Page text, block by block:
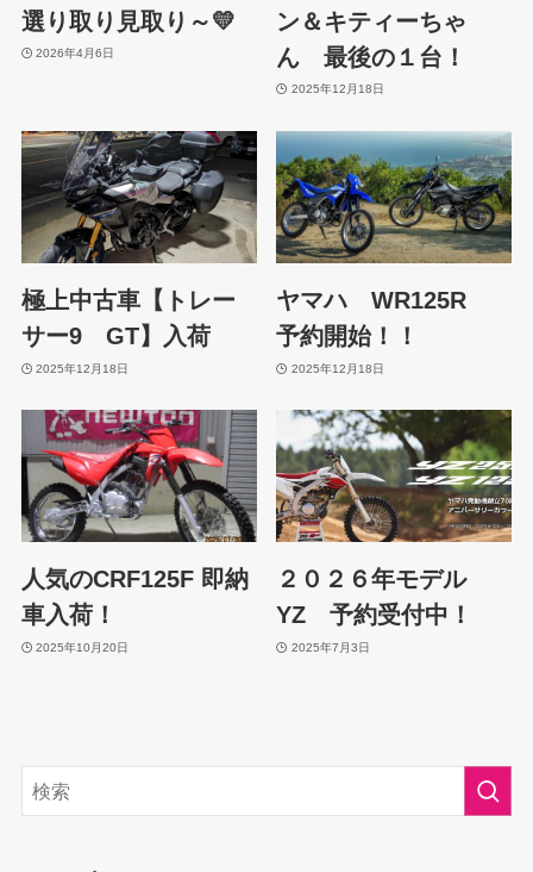
選り取り見取り～💛
2026年4月6日
ン＆キティーちゃ
ん 最後の１台！
2025年12月18日
極上中古車【トレー
サー9 GT】入荷
2025年12月18日
ヤマハ WR125R
予約開始！！
2025年12月18日
人気のCRF125F 即納
車入荷！
2025年10月20日
２０２６年モデル
YZ 予約受付中！
2025年7月3日